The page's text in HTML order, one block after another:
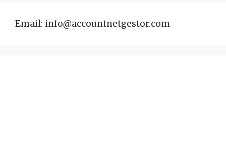
Email: info@accountnetgestor.com